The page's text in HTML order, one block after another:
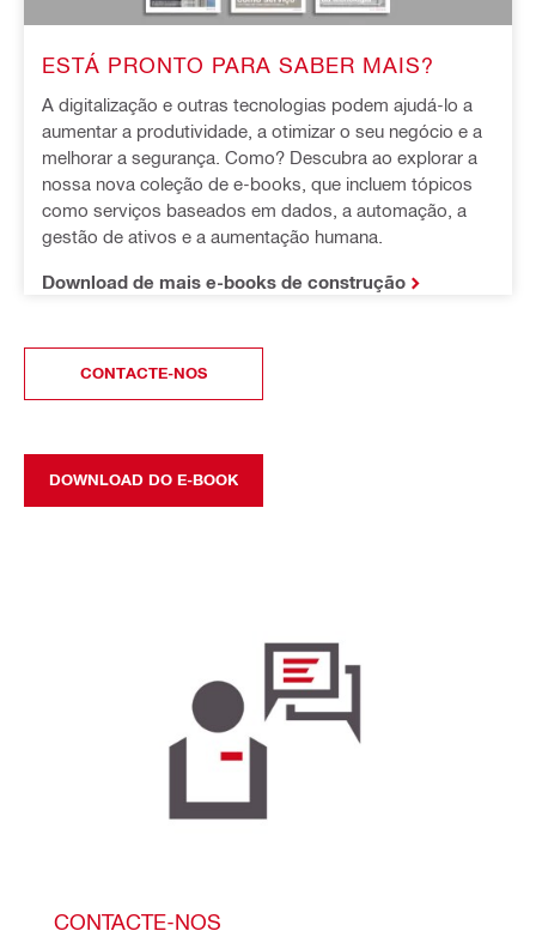
ESTÁ PRONTO PARA SABER MAIS?
A digitalização e outras tecnologias podem ajudá-lo a
aumentar a produtividade, a otimizar o seu negócio e a
melhorar a segurança. Como? Descubra ao explorar a
nossa nova coleção de e-books, que incluem tópicos
como serviços baseados em dados, a automação, a
gestão de ativos e a aumentação humana.
Download de mais e-books de construção
CONTACTE-NOS
DOWNLOAD DO E-BOOK
CONTACTE-NOS